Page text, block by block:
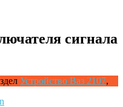
сигнала
Устройство Ваз 2107,